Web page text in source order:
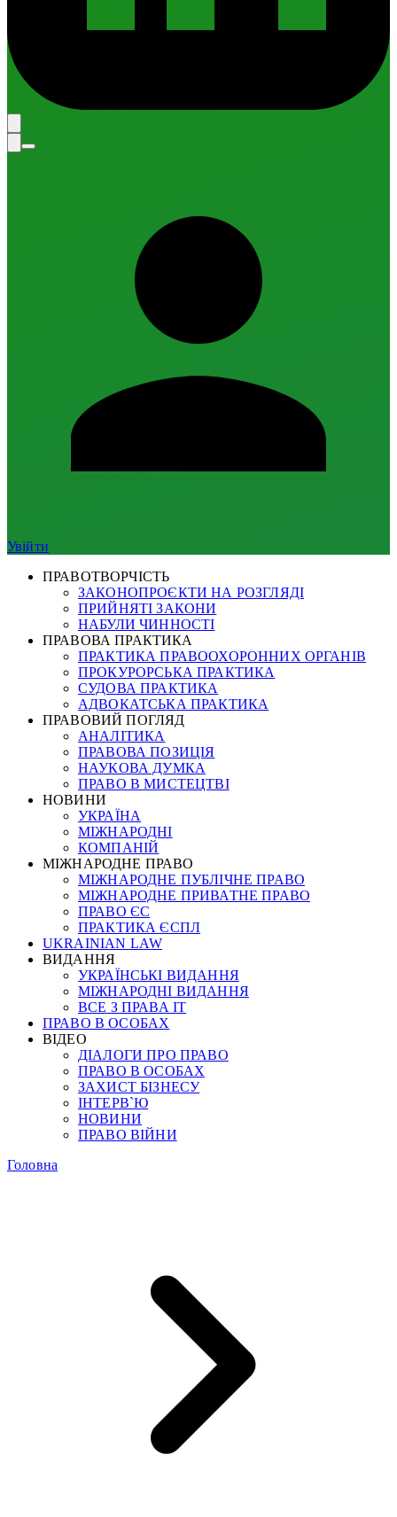
Увійти
ПРАВОТВОРЧІСТЬ
ЗАКОНОПРОЄКТИ НА РОЗГЛЯДІ
ПРИЙНЯТІ ЗАКОНИ
НАБУЛИ ЧИННОСТІ
ПРАВОВА ПРАКТИКА
ПРАКТИКА ПРАВООХОРОННИХ ОРГАНІВ
ПРОКУРОРСЬКА ПРАКТИКА
СУДОВА ПРАКТИКА
АДВОКАТСЬКА ПРАКТИКА
ПРАВОВИЙ ПОГЛЯД
АНАЛІТИКА
ПРАВОВА ПОЗИЦІЯ
НАУКОВА ДУМКА
ПРАВО В МИСТЕЦТВІ
НОВИНИ
УКРАЇНА
МІЖНАРОДНІ
КОМПАНІЙ
МІЖНАРОДНЕ ПРАВО
МІЖНАРОДНЕ ПУБЛІЧНЕ ПРАВО
МІЖНАРОДНЕ ПРИВАТНЕ ПРАВО
ПРАВО ЄС
ПРАКТИКА ЄСПЛ
UKRAINIAN LAW
ВИДАННЯ
УКРАЇНСЬКІ ВИДАННЯ
МІЖНАРОДНІ ВИДАННЯ
ВСЕ З ПРАВА ІТ
ПРАВО В ОСОБАХ
ВІДЕО
ДІАЛОГИ ПРО ПРАВО
ПРАВО В ОСОБАХ
ЗАХИСТ БІЗНЕСУ
ІНТЕРВ`Ю
НОВИНИ
ПРАВО ВІЙНИ
Головна